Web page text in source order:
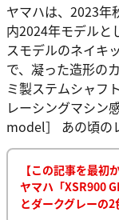
ヤマハは、2023年
内2024年モデルと
スモデルのネイキ
で、凝った造形の
ミ製ステムシャフ
レーシングマシン
model］ あの頃
【この記事を最初
ヤマハ「XSR900
とダークグレーの2